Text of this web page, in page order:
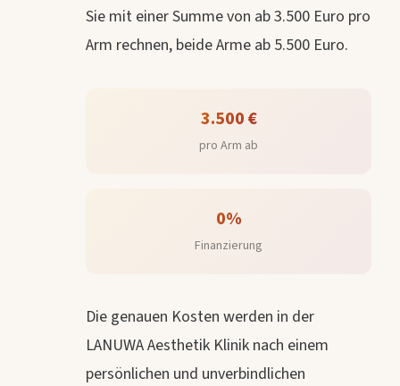
Sie mit einer Summe von ab 3.500 Euro pro
Arm rechnen, beide Arme ab 5.500 Euro.
3.500 €
pro Arm ab
0%
Finanzierung
Die genauen Kosten werden in der
LANUWA Aesthetik Klinik nach einem
persönlichen und unverbindlichen